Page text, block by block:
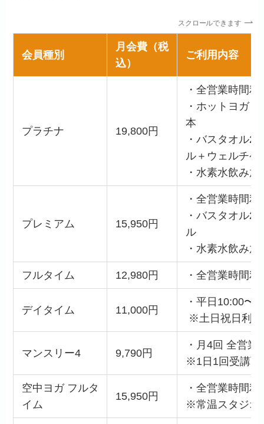
スクロールできます
会員種別
月会費（税
込）
ご利用内容
プラチナ 19,800円
・全営業時間利
・ホットヨガ
本
・バスタオル2
ル＋ウェルチケ
・水素水飲み放
プレミアム 15,950円
・全営業時間利
・バスタオル2
ル
・水素水飲み放
フルタイム 12,980円 ・全営業時間利
デイタイム 11,000円
・平日10:00〜
※土日祝日利
マンスリー4 9,790円
・月4回 全営業
※1日1回受講可
空中ヨガ フルタ
イム
15,950円
・全営業時間利
※常温スタジオ